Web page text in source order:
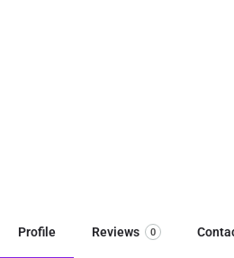
Profile Reviews 0